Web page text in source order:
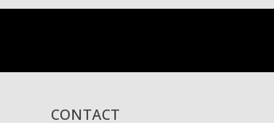
CONTACT